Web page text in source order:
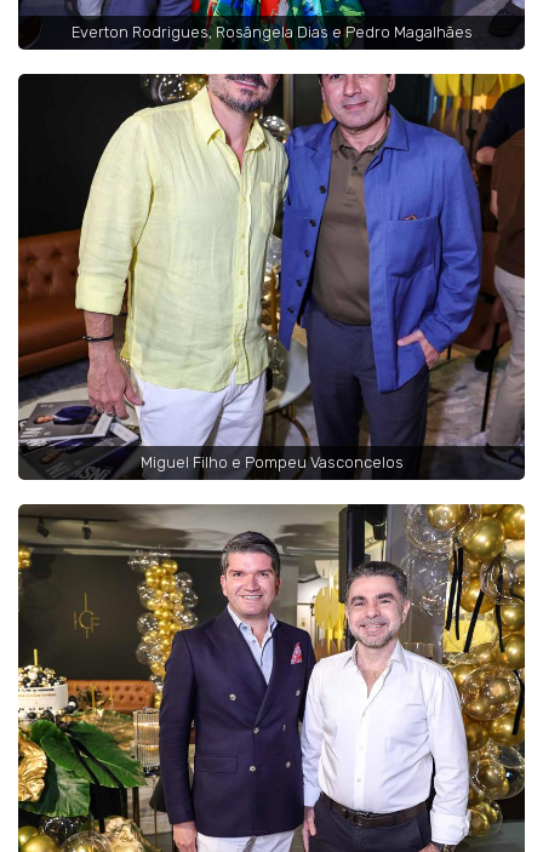
Everton Rodrigues, Rosângela Dias e Pedro Magalhães
Miguel Filho e Pompeu Vasconcelos